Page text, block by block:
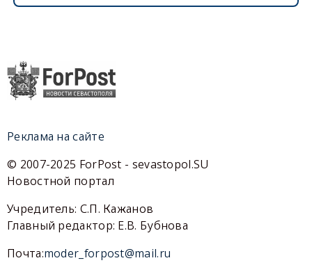
Реклама на сайте
© 2007-2025 ForPost - sevastopol.SU
Новостной портал
Учредитель: С.П. Кажанов
Главный редактор: Е.В. Бубнова
Почта:moder_forpost@mail.ru